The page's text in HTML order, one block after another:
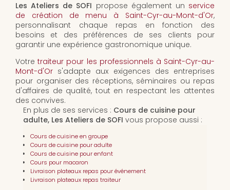
Les Ateliers de SOFI propose également un service
de création de menu à Saint-Cyr-au-Mont-d'Or,
personnalisant chaque repas en fonction des
besoins et des préférences de ses clients pour
garantir une expérience gastronomique unique.
Votretraiteur pour les professionnels à Saint-Cyr-au-
Mont-d'Or s'adapte aux exigences des entreprises
pour organiser des réceptions, séminaires ou repas
d'affaires de qualité, tout en respectant les attentes
des convives.
En plus de ses services : Cours de cuisine pour
adulte, Les Ateliers de SOFI vous propose aussi :
Cours de cuisine en groupe
Cours de cuisine pour adulte
Cours de cuisine pour enfant
Cours pour macaron
Livraison plateaux repas pour événement
Livraison plateaux repas traiteur